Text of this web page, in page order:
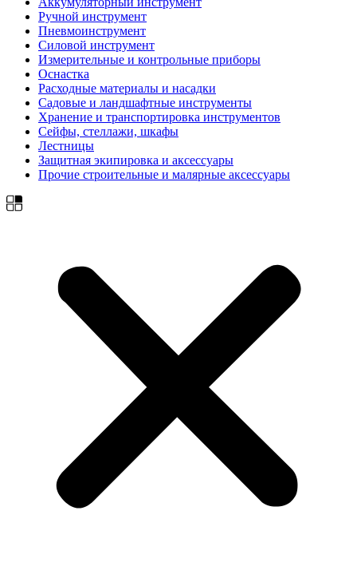
Ручной инструмент
Пневмоинструмент
Силовой инструмент
Измерительные и контрольные приборы
Оснастка
Расходные материалы и насадки
Садовые и ландшафтные инструменты
Хранение и транспортировка инструментов
Сейфы, стеллажи, шкафы
Лестницы
Защитная экипировка и аксессуары
Прочие строительные и малярные аксессуары